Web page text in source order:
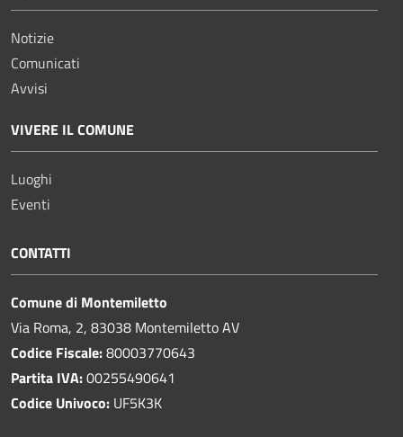
Notizie
Comunicati
Avvisi
VIVERE IL COMUNE
Luoghi
Eventi
CONTATTI
Comune di Montemiletto
Via Roma, 2, 83038 Montemiletto AV
Codice Fiscale:80003770643
Partita IVA:00255490641
Codice Univoco: UF5K3K